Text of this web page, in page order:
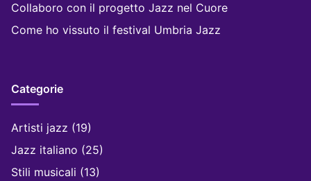
Collaboro con il progetto Jazz nel Cuore
Come ho vissuto il festival Umbria Jazz
Categorie
Artisti jazz (19)
Jazz italiano (25)
Stili musicali (13)